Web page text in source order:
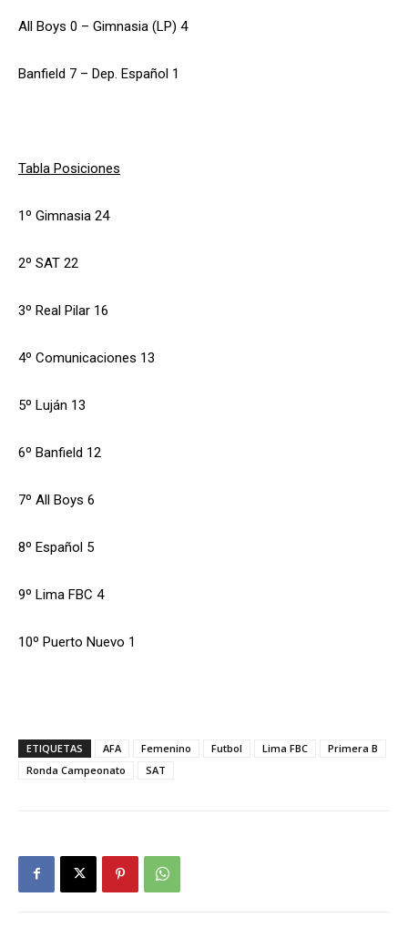
All Boys 0 – Gimnasia (LP) 4
Banfield 7 – Dep. Español 1
Tabla Posiciones
1º Gimnasia 24
2º SAT 22
3º Real Pilar 16
4º Comunicaciones 13
5º Luján 13
6º Banfield 12
7º All Boys 6
8º Español 5
9º Lima FBC 4
10º Puerto Nuevo 1
ETIQUETAS AFA Femenino Futbol Lima FBC
Primera B
Ronda Campeonato
SAT